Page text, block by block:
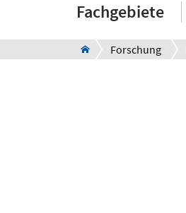
Fachgebiete
Forschung